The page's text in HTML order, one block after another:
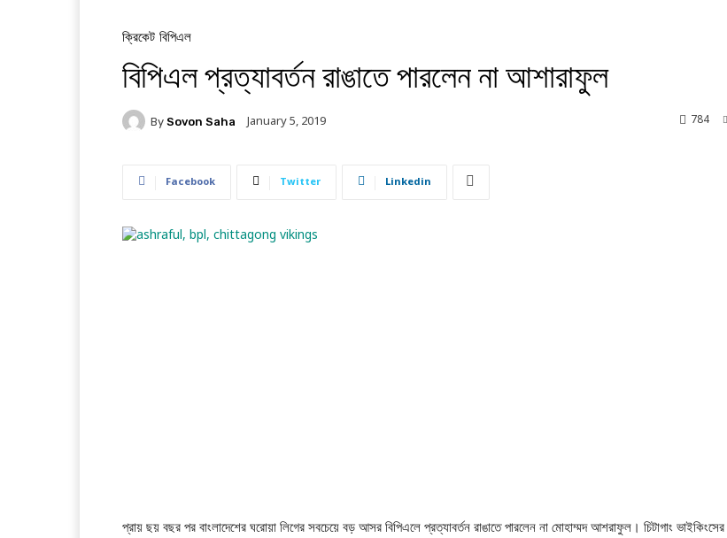
ক্রিকেট বিপিএল
বিপিএল প্রত্যাবর্তন রাঙাতে পারলেন না আশারাফুল
By Sovon Saha January 5, 2019 784
Facebook Twitter Linkedin
প্রায় ছয় বছর পর বাংলাদেশের ঘরোয়া লিগের সবচেয়ে বড় আসর বিপিএলে প্রত্যাবর্তন রাঙাতে পারলেন না মোহাম্মদ আশরাফুল। চিটাগাং ভাইকিংসের